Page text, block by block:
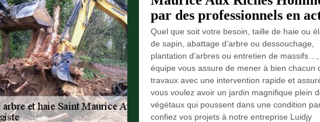
par des professionnels en
Quel que soit votre besoin, taille de haie ou
de sapin, abattage d’arbre ou dessouchage,
plantation d’arbres ou entretien de
équipe vous assure de mener à bien chacun
travaux avec une intervention rapide et
vous voulez avoir un jardin magnifique plein
végétaux qui poussent dans une condition
confiez vos projets à notre entreprise Luidjy